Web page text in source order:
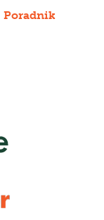
Poradnik